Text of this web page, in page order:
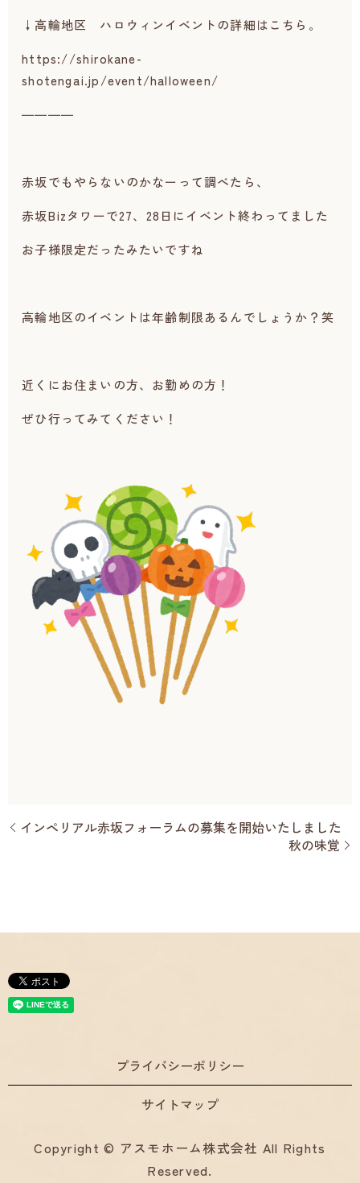
↓高輪地区 ハロウィンイベントの詳細はこちら。
https://shirokane-
shotengai.jp/event/halloween/
――――
赤坂でもやらないのかなーって調べたら、
赤坂Bizタワーで27、28日にイベント終わってました
お子様限定だったみたいですね
高輪地区のイベントは年齢制限あるんでしょうか？笑
近くにお住まいの方、お勤めの方！
ぜひ行ってみてください！
インペリアル赤坂フォーラムの募集を開始いたしました
秋の味覚
プライバシーポリシー
サイトマップ
Copyright © アスモホーム株式会社 All Rights
Reserved.